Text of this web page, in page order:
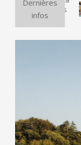
Dernières
infos